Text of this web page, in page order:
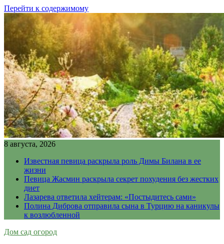
Перейти к содержимому
8 августа, 2026
Известная певица раскрыла роль Димы Билана в ее
жизни
Певица Жасмин раскрыла секрет похудения без жестких
диет
Лазарева ответила хейтерам: «Постыдитесь сами»
Полина Диброва отправила сына в Турцию на каникулы
к возлюбленной
Дом сад огород